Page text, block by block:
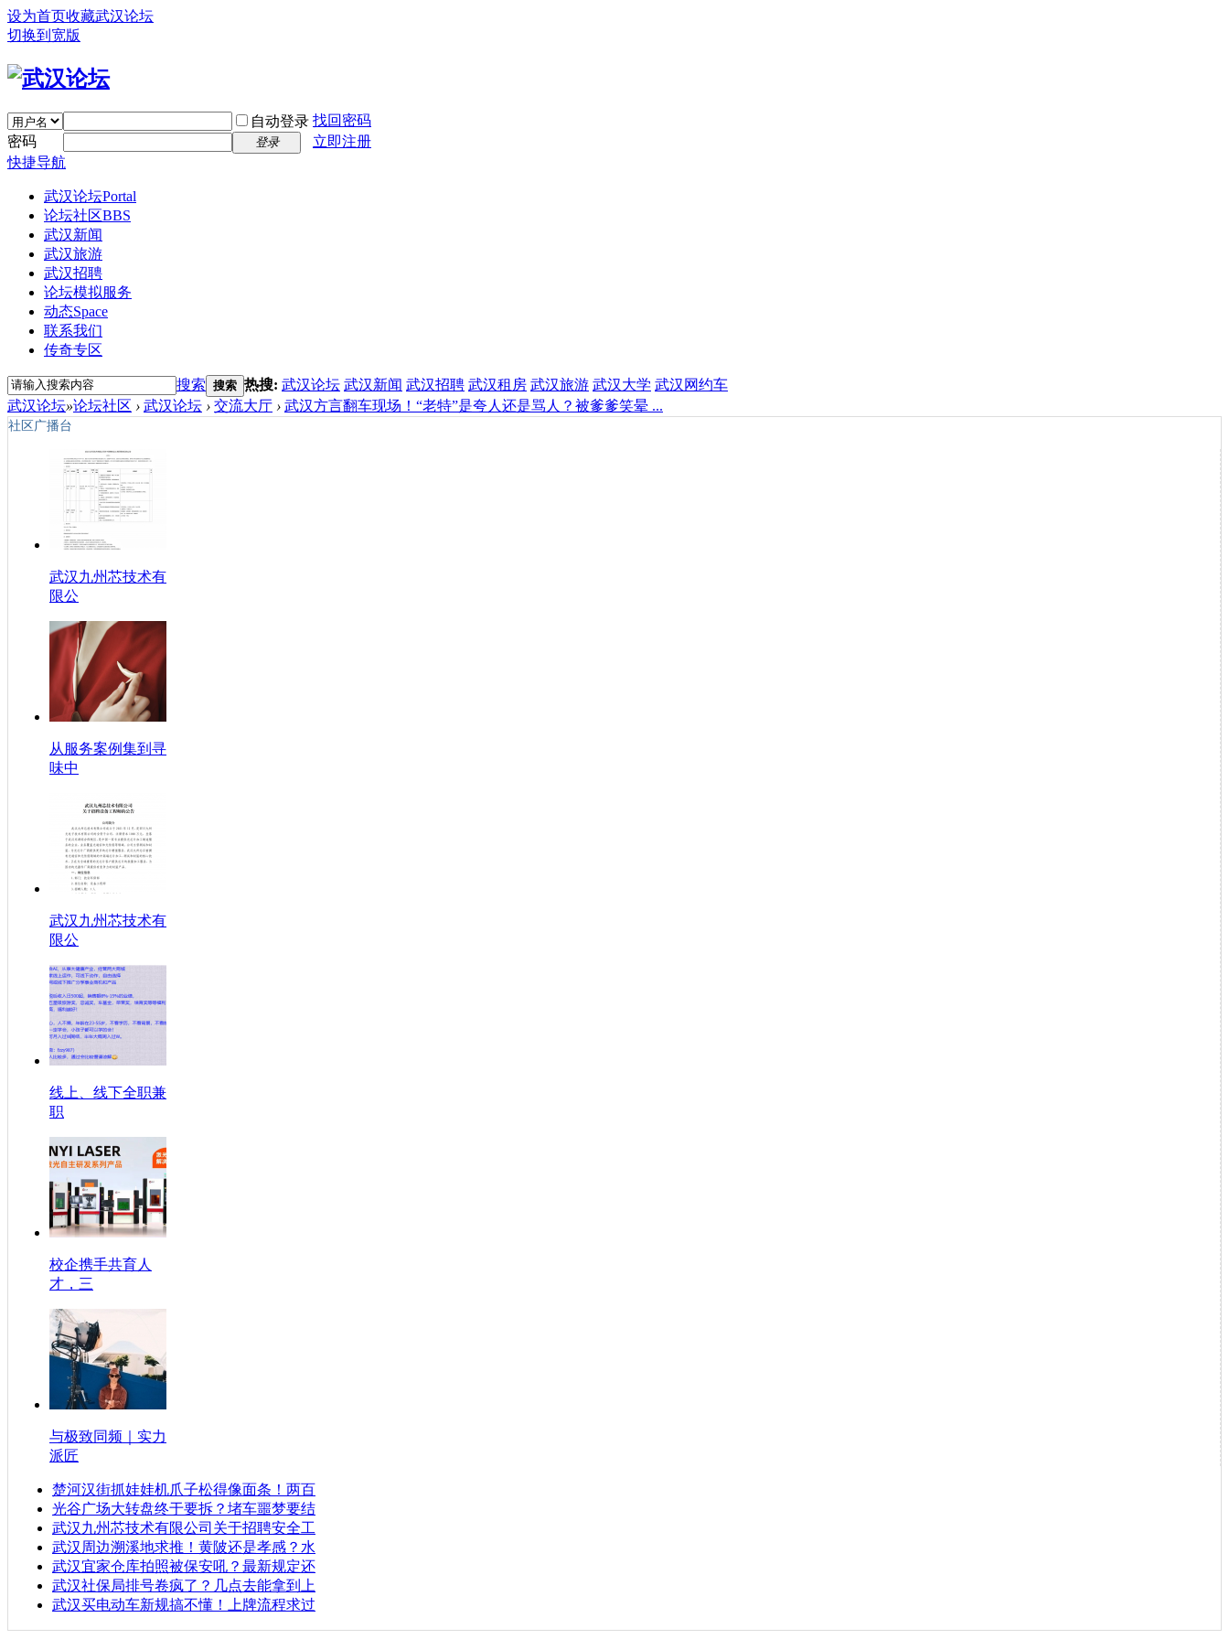
设为首页收藏武汉论坛
切换到宽版
自动登录 找回密码
密码
登录
立即注册
快捷导航
武汉论坛Portal
论坛社区BBS
武汉新闻
武汉旅游
武汉招聘
论坛模拟服务
动态Space
联系我们
传奇专区
搜索 搜索 热搜: 武汉论坛 武汉新闻 武汉招聘 武汉租房 武汉旅游 武汉大学 武汉网约车
武汉论坛»论坛社区 › 武汉论坛 › 交流大厅 › 武汉方言翻车现场！“老特”是夸人还是骂人？被爹爹笑晕 ...
社区广播台
武汉九州芯技术有
限公
从服务案例集到寻
味中
武汉九州芯技术有
限公
线上、线下全职兼
职
校企携手共育人
才，三
与极致同频｜实力
派匠
楚河汉街抓娃娃机爪子松得像面条！两百
光谷广场大转盘终于要拆？堵车噩梦要结
武汉九州芯技术有限公司关于招聘安全工
武汉周边溯溪地求推！黄陂还是孝感？水
武汉宜家仓库拍照被保安吼？最新规定还
武汉社保局排号卷疯了？几点去能拿到上
武汉买电动车新规搞不懂！上牌流程求过